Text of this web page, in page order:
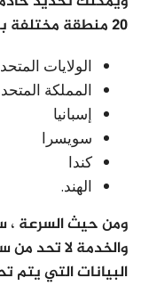
20 منطقة مختلفة بما في ذلك:
الولايات
المملكة
إسبانيا
سويسرا
كندا
الهند.
والخدمة لا تحد
البيانات التي يتم